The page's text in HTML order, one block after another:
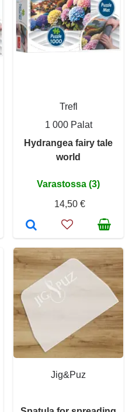
Trefl
1 000 Palat
Hydrangea fairy tale
world
Varastossa (3)
14,50 €
Jig&Puz